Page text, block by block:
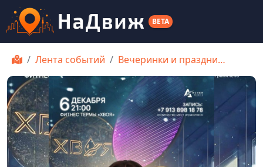
BETA
Лента событий Вечеринки и праздни…